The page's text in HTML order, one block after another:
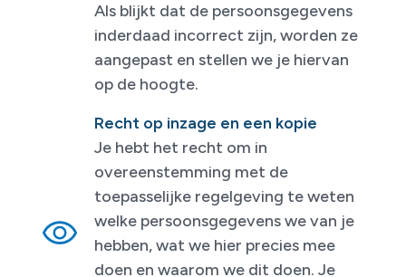
Als blijkt dat de persoonsgegevens
inderdaad incorrect zijn, worden ze
aangepast en stellen we je hiervan
op de hoogte.
Recht op inzage en een kopie
Je hebt het recht om in
overeenstemming met de
toepasselijke regelgeving te weten
welke persoonsgegevens we van je
hebben, wat we hier precies mee
doen en waarom we dit doen. Je